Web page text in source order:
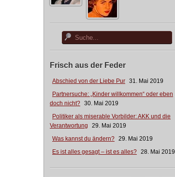
Frisch aus der Feder
Abschied von der Liebe Pur 31. Mai 2019
Partnersuche: „Kinder willkommen“ oder eben
doch nicht? 30. Mai 2019
Politiker als miserable Vorbilder: AKK und die
Verantwortung
29. Mai 2019
Was kannst du ändern? 29. Mai 2019
Es ist alles gesagt – ist es alles? 28. Mai 2019